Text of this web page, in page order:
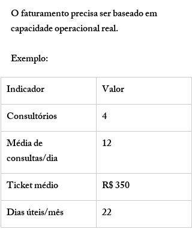
O faturamento precisa ser baseado em
capacidade operacional real.
Exemplo:
Indicador
Valor
Consultórios
4
Média de
consultas/dia
12
Ticket médio
R$ 350
Dias úteis/mês
22